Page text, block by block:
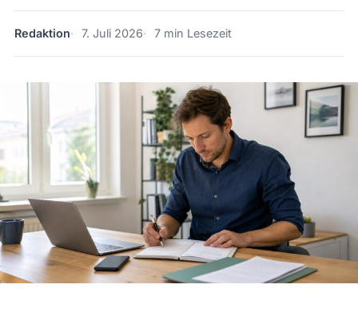
Redaktion 7. Juli 2026 7 min Lesezeit